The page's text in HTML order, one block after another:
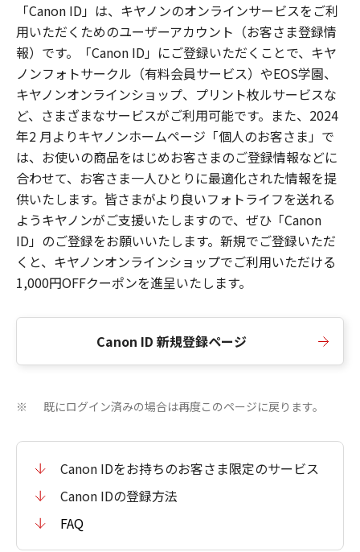
「Canon ID」は、キヤノンのオンラインサービスをご利
用いただくためのユーザーアカウント（お客さま登録情
報）です。「Canon ID」にご登録いただくことで、キヤ
ノンフォトサークル（有料会員サービス）やEOS学園、
キヤノンオンラインショップ、プリント枚ルサービスな
ど、さまざまなサービスがご利用可能です。また、2024
年2 月よりキヤノンホームページ「個人のお客さま」で
は、お使いの商品をはじめお客さまのご登録情報などに
合わせて、お客さま一人ひとりに最適化された情報を提
供いたします。皆さまがより良いフォトライフを送れる
ようキヤノンがご支援いたしますので、ぜひ「Canon
ID」のご登録をお願いいたします。新規でご登録いただ
くと、キヤノンオンラインショップでご利用いただける
1,000円OFFクーポンを進呈いたします。
Canon ID 新規登録ページ
※ 既にログイン済みの場合は再度このページに戻ります。
Canon IDをお持ちのお客さま限定のサービス
Canon IDの登録方法
FAQ